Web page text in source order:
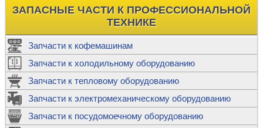
ЗАПАСНЫЕ ЧАСТИ К ПРОФЕССИОНАЛЬНОЙ
ТЕХНИКЕ
Запчасти к кофемашинам
Запчасти к холодильному оборудованию
Запчасти к тепловому оборудованию
Запчасти к электромеханическому оборудованию
Запчасти к посудомоечному оборудованию